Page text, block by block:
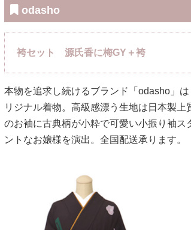
odasho
袴セット 源氏香に梅GY＋袴
本物を追求し続けるブランド「odasho」
リジナル着物。高級感漂う生地は日本製
のお袖に古典柄が小粋で可愛い小振り袖ス
ントなお嬢様を演出。全国配送承ります。